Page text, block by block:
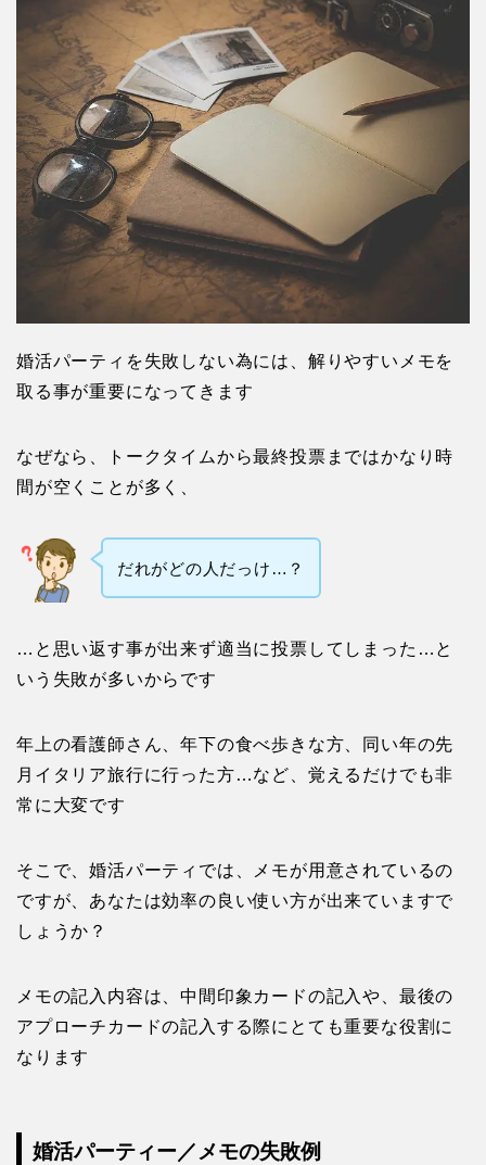
婚活パーティを失敗しない為には、解りやすいメモを
取る事が重要になってきます
なぜなら、トークタイムから最終投票まではかなり時
間が空くことが多く、
だれがどの人だっけ…？
…と思い返す事が出来ず適当に投票してしまった…と
いう失敗が多いからです
年上の看護師さん、年下の食べ歩きな方、同い年の先
月イタリア旅行に行った方…など、覚えるだけでも非
常に大変です
そこで、婚活パーティでは、メモが用意されているの
ですが、あなたは効率の良い使い方が出来ていますで
しょうか？
メモの記入内容は、中間印象カードの記入や、最後の
アプローチカードの記入する際にとても重要な役割に
なります
婚活パーティー／メモの失敗例